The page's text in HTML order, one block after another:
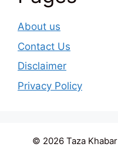
About us
Contact Us
Disclaimer
Privacy Policy
© 2026 Taza Khabar